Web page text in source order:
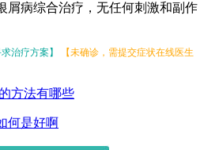
屑病综合治疗，无任何刺激和副作
治疗方案】
【未确诊，需提交症状在线医生
方法有哪些
何是好啊